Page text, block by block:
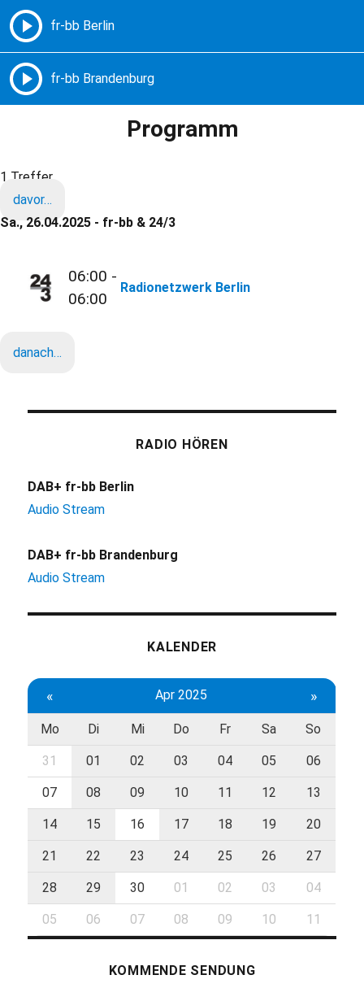
Freie Radios – Berlin Brandenburg
Programm
1 Treffer
davor…
Sa., 26.04.2025 - fr-bb & 24/3
06:00 -
06:00
Radionetzwerk Berlin
danach…
RADIO HÖREN
DAB+ fr-bb Berlin
Audio Stream
DAB+ fr-bb Brandenburg
Audio Stream
KALENDER
« Apr 2025 »
Mo Di Mi Do Fr Sa So
31 01 02 03 04 05 06
07 08 09 10 11 12 13
14 15 16 17 18 19 20
21 22 23 24 25 26 27
28 29 30 01 02 03 04
05 06 07 08 09 10 11
KOMMENDE SENDUNG